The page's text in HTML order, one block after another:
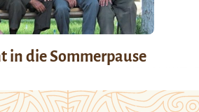
in die Sommerpause